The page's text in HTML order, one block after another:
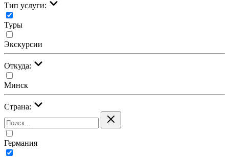
Тип услуги:
Туры
Экскурсии
Откуда:
Минск
Страна:
Германия